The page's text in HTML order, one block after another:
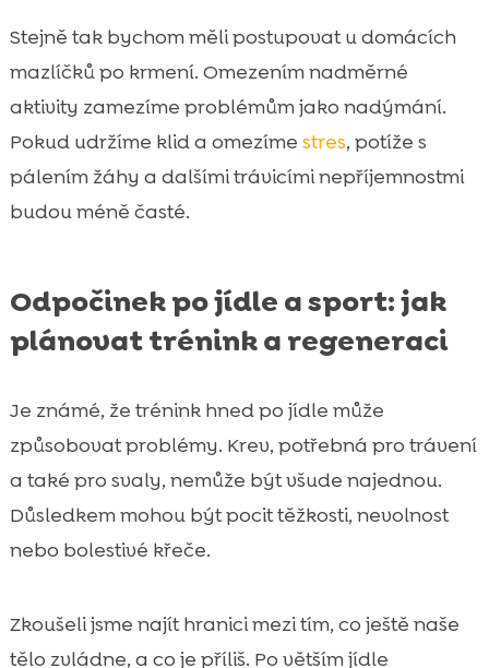
Stejně tak bychom měli postupovat u domácích
mazlíčků po krmení. Omezením nadměrné
aktivity zamezíme problémům jako nadýmání.
Pokud udržíme klid a omezíme stres, potíže s
pálením žáhy a dalšími trávicími nepříjemnostmi
budou méně časté.
Odpočinek po jídle a sport: jak
plánovat trénink a regeneraci
Je známé, že trénink hned po jídle může
způsobovat problémy. Krev, potřebná pro trávení
a také pro svaly, nemůže být všude najednou.
Důsledkem mohou být pocit těžkosti, nevolnost
nebo bolestivé křeče.
Zkoušeli jsme najít hranici mezi tím, co ještě naše
tělo zvládne, a co je příliš. Po větším jídle